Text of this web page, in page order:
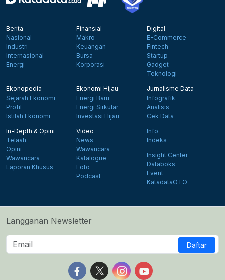
Berita
Nasional
Industri
Internasional
Energi
Finansial
Makro
Keuangan
Bursa
Korporasi
Digital
E-Commerce
Fintech
Startup
Gadget
Teknologi
Ekonopedia
Sejarah Ekonomi
Profil
Istilah Ekonomi
Ekonomi Hijau
Energi Baru
Energi Sirkular
Investasi Hijau
Jurnalisme Data
Infografik
Analisis
Cek Data
In-Depth & Opini
Telaah
Opini
Wawancara
Laporan Khusus
Video
News
Wawancara
Katalogue
Foto
Podcast
Info
Indeks
Insight Center
Databoks
Event
KatadataOTO
Langganan Newsletter
Daftar
Follow us on Facebook
Follow us on X
Follow us on Instagram
Follow us on